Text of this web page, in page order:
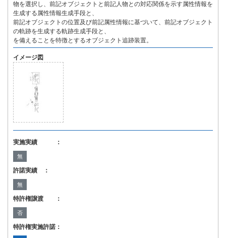
物を選択し、前記オブジェクトと前記人物との対応関係を示す属性情報を
生成する属性情報生成手段と、
前記オブジェクトの位置及び前記属性情報に基づいて、前記オブジェクト
の軌跡を生成する軌跡生成手段と、
を備えることを特徴とするオブジェクト追跡装置。
イメージ図
実施実績 ：
無
許諾実績 ：
無
特許権譲渡 ：
否
特許権実施許諾：